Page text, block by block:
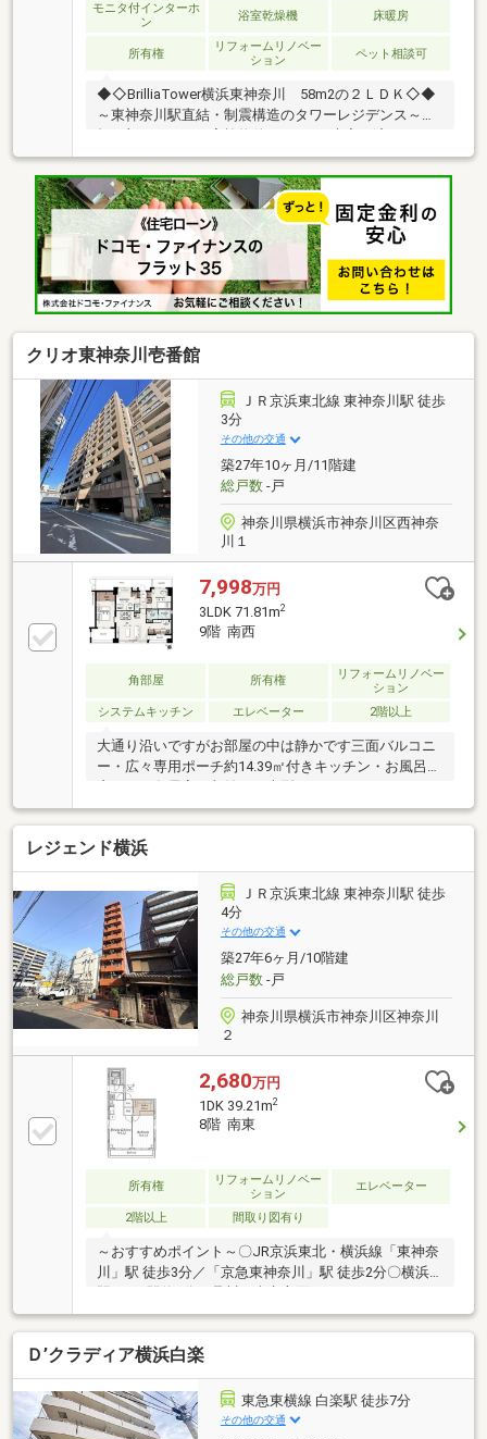
モニタ付インターホ
ン
浴室乾燥機 床暖房
所有権
リフォームリノベー
ション
ペット相談可
◆◇BrilliaTower横浜東神奈川 58m2の２ＬＤＫ◇◆
～東神奈川駅直結・制震構造のタワーレジデンス～新
クロス新規貼替・コンロ新規交換・水栓金具新規交
換・ハウスクリーニング《お部屋の特徴》・6階部
分・南東のお部屋 日当たり良好・ワイドスパンなら
ではの窓面が多く、2 100ｍｍのハイサッシで明るく過
ごせます・ウォークインクローゼットなどの収納充
実・ＬＤスペースに床暖房あり・キッチンにはディス
ポーザー・浄水器・バスルームには浴室暖房・乾燥機
付・約1.85m2（壁芯）奥行きが確保されたゆとりある
クリオ東神奈川壱番館
ＪＲ京浜東北線 東神奈川駅 徒歩
3分
その他の交通
築27年10ヶ月/11階建
総戸数-戸
神奈川県横浜市神奈川区西神奈
川１
7,998万円
3LDK 71.81m2
9階 南西
角部屋 所有権
リフォームリノベー
ション
システムキッチン
エレベーター 2階以上
大通り沿いですがお部屋の中は静かです三面バルコニ
ー・広々専用ポーチ約14.39㎡付きキッチン・お風呂に
窓あり・各居室に収納あり大型ウォークインクローゼ
ットあり 明和地所のクリオシリーズで安心の管理体制
レジェンド横浜
ＪＲ京浜東北線 東神奈川駅 徒歩
4分
その他の交通
築27年6ヶ月/10階建
総戸数-戸
神奈川県横浜市神奈川区神奈川
２
2,680万円
1DK 39.21m2
8階 南東
所有権
リフォームリノベー
ション
エレベーター
2階以上 間取り図有り
～おすすめポイント～〇JR京浜東北・横浜線「東神奈
川」駅 徒歩3分／「京急東神奈川」駅 徒歩2分〇横浜
駅へは1駅約3分、品川・東京方面へのアクセスもスム
ーズ、通勤・通学に便利な立地〇駅周辺には商業施設
や多彩な飲食店が揃い、生活利便性も良好〇南東向
き・8階部分の3方角部屋で開放感のあるお部屋〇1DK
タイプ・事務所兼用住宅(SOHO)利用可（規約有）宅配
ボックス完備◎【新規リフォーム実施（2026年8月完
了予定）】〇フローリング張替〇クロス貼替〇フロア
Ｄ’クラディア横浜白楽
東急東横線 白楽駅 徒歩7分
その他の交通